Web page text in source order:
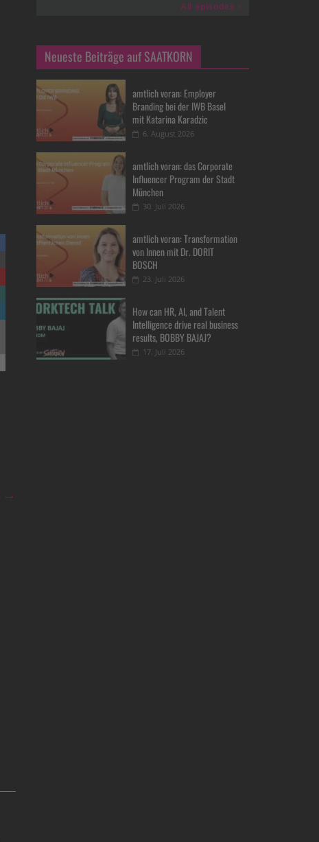
→
Neueste Beiträge auf SAATKORN
amtlich voran: Employer
Branding bei der IWB Basel
mit Katarina Karadzic
6. August 2026
amtlich voran: das Corporate
Influencer Program der Stadt
München
30. Juli 2026
amtlich voran: Transformation
von Innen mit Dr. DORIT
BOSCH
23. Juli 2026
How can HR, AI, and Talent
Intelligence drive real business
results, BOBBY BAJAJ?
17. Juli 2026